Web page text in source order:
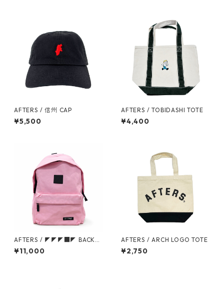
AFTERS / 信州 CAP
¥5,500
AFTERS / TOBIDASHI TOTE
¥4,400
AFTERS / ◤◤◤■◤ BACKPA
CK
¥11,000
AFTERS / ARCH LOGO TOTE
¥2,750